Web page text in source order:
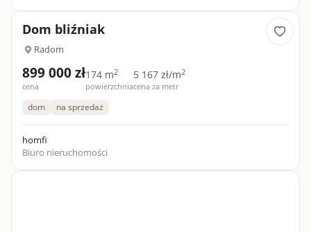
Dom bliźniak
Radom
899 000 zł
cena
174 m2
powierzchnia
5 167 zł/m2
cena za metr
dom na sprzedaż
homfi
Biuro nieruchomości